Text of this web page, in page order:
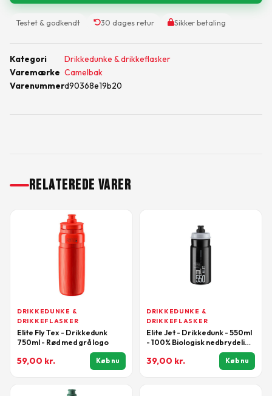
Testet & godkendt 30 dages retur Sikker betaling
Kategori
Drikkedunke & drikkeflasker
Varemærke Camelbak
Varenummerd90368e19b20
RELATEREDE VARER
DRIKKEDUNKE &
DRIKKEFLASKER
Elite Fly Tex - Drikkedunk
750ml - Rød med grå logo
59,00 kr. Køb nu
DRIKKEDUNKE &
DRIKKEFLASKER
Elite Jet - Drikkedunk - 550ml
- 100% Biologisk nedbrydelig -
39,00 kr. Køb nu